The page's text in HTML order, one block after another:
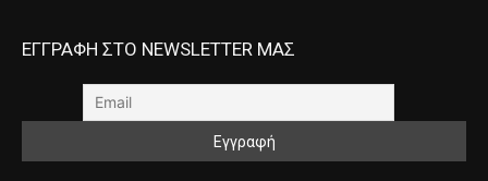
ΕΓΓΡΑΦΗ ΣΤΟ NEWSLETTER ΜΑΣ